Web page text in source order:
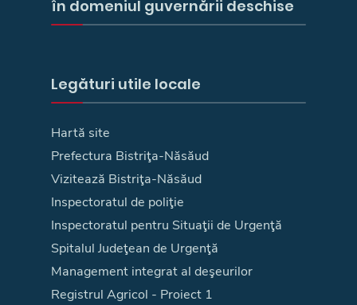
în domeniul guvernării deschise
Legături utile locale
Hartă site
Prefectura Bistriţa-Năsăud
Vizitează Bistriţa-Năsăud
Inspectoratul de poliţie
Inspectoratul pentru Situaţii de Urgenţă
Spitalul Judeţean de Urgenţă
Management integrat al deşeurilor
Registrul Agricol - Proiect 1